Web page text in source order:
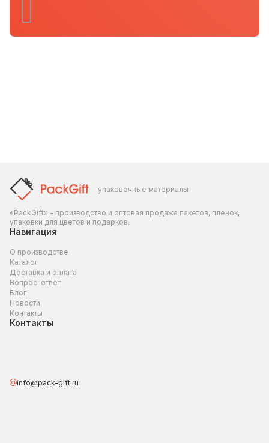
упаковочные материалы
«PackGift» - производство и оптовая продажа пакетов, пленок,
упаковки для цветов и подарков.
Навигация
О производстве
Каталог
Доставка и оплата
Вопрос-ответ
Блог
Новости
Контакты
Контакты
info@pack-gift.ru